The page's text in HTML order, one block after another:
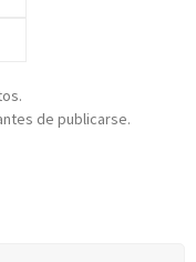
de publicarse.